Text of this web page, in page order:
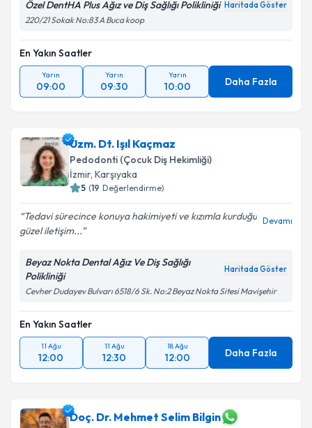
Özel DentHA Plus Ağız ve Diş Sağlığı Polikliniği Haritada Göster
220/21 Sokak No:83 A Buca koop
En Yakın Saatler
Yarın
09:00
Yarın
09:30
Yarın
10:00 Daha Fazla
Uzm. Dt. Işıl Kaçmaz
Pedodonti (Çocuk Diş Hekimliği)
İzmir, Karşıyaka
5 (19 Değerlendirme)
Tedavi sürecince konuya hakimiyeti ve kızımla kurduğu
güzel iletişim...
Devamı
Beyaz Nokta Dental Ağız Ve Diş Sağlığı
Polikliniği
Haritada Göster
Cevher Dudayev Bulvarı 6518/6 Sk. No:2 Beyaz Nokta Sitesi Mavişehir
En Yakın Saatler
11 Ağu
12:00
11 Ağu
12:30
18 Ağu
12:00 Daha Fazla
Doç. Dr. Mehmet Selim Bilgin